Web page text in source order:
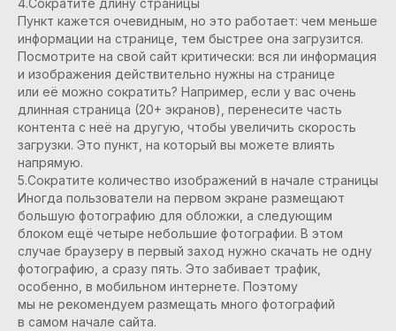
4.Сократите длину страницы
Пункт кажется очевидным, но это работает: чем меньше
информации на странице, тем быстрее она загрузится.
Посмотрите на свой сайт критически: вся ли информация
и изображения действительно нужны на странице
или её можно сократить? Например, если у вас очень
длинная страница (20+ экранов), перенесите часть
контента с неё на другую, чтобы увеличить скорость
загрузки. Это пункт, на который вы можете влиять
напрямую.
5.Сократите количество изображений в начале страницы
Иногда пользователи на первом экране размещают
большую фотографию для обложки, а следующим
блоком ещё четыре небольшие фотографии. В этом
случае браузеру в первый заход нужно скачать не одну
фотографию, а сразу пять. Это забивает трафик,
особенно, в мобильном интернете. Поэтому
мы не рекомендуем размещать много фотографий
в самом начале сайта.